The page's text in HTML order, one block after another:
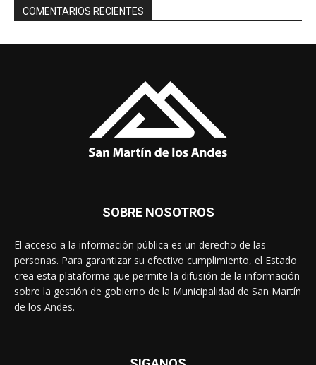
COMENTARIOS RECIENTES
SOBRE NOSOTROS
El acceso a la información pública es un derecho de las
personas. Para garantizar su efectivo cumplimiento, el Estado
crea esta plataforma que permite la difusión de la información
sobre la gestión de gobierno de la Municipalidad de San Martín
de los Andes.